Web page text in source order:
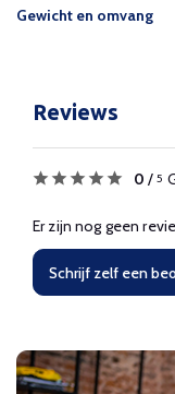
Gewicht en omvang
Reviews
0 / 5
Er zijn nog geen
Schrijf zelf een